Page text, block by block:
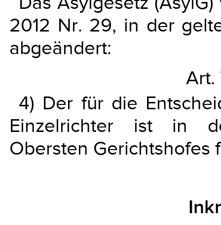
2012 Nr. 29, in der
abgeändert:
Art.
4) Der für die
Einzelrichter ist in
Obersten Gerichtshofes